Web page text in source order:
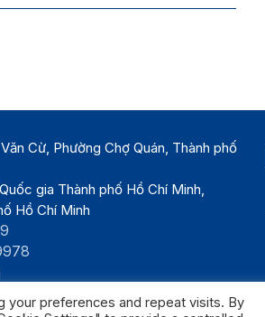
Cừ, Phường Chợ Quán, Thành phố
gia Thành phố Hồ Chí Minh,
Hồ Chí Minh
your preferences and repeat visits. By